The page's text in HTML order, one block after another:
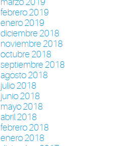
marzo 2019
febrero 2019
enero 2019
diciembre 2018
noviembre 2018
octubre 2018
septiembre 2018
agosto 2018
julio 2018
junio 2018
mayo 2018
abril 2018
febrero 2018
enero 2018